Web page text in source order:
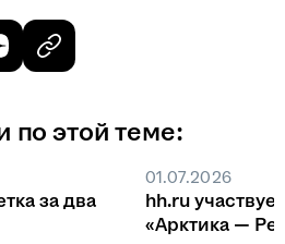
по этой теме:
за два
01.07.2026
hh.ru
«Арктика —